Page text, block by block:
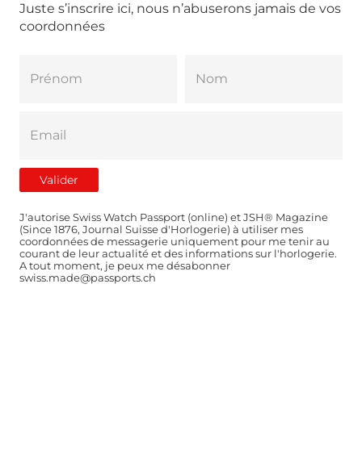
Juste s’inscrire ici, nous n’abuserons jamais de vos
coordonnées
J'autorise Swiss Watch Passport (online) et JSH® Magazine
(Since 1876, Journal Suisse d'Horlogerie) à utiliser mes
coordonnées de messagerie uniquement pour me tenir au
courant de leur actualité et des informations sur l'horlogerie.
A tout moment, je peux me désabonner
swiss.made@passports.ch